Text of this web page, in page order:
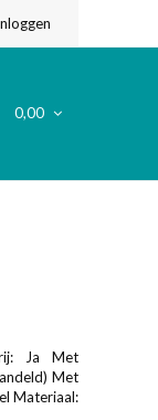
0,00
Ja Met
Met
Materiaal: